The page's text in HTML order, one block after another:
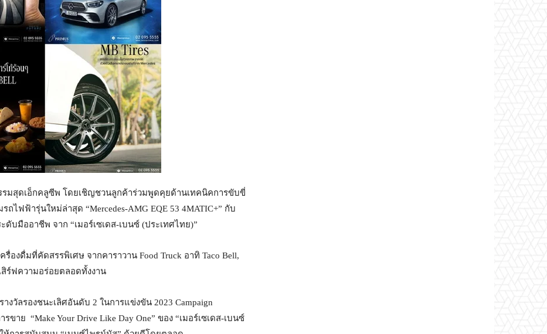
รมสุดเอ็กคลูซีพ โดยเชิญชวนลูกค้าร่วมพูดคุยด้านเทคนิคการขับขี่
ไฟฟ้ารุ่นใหม่ล่าสุด “Mercedes-AMG EQE 53 4MATIC+” กับ
ดับมืออาชีพ จาก “เมอร์เซเดส-เบนซ์ (ประเทศไทย)”
องดื่มที่คัดสรรพิเศษ จากคาราวาน Food Truck อาทิ Taco Bell,
สิร์ฟความอร่อยตลอดทั้งงาน
งวัลรองชนะเลิศอันดับ 2 ในการแข่งขัน 2023 Campaign
ขาย “Make Your Drive Like Day One” ของ “เมอร์เซเดส-เบนซ์